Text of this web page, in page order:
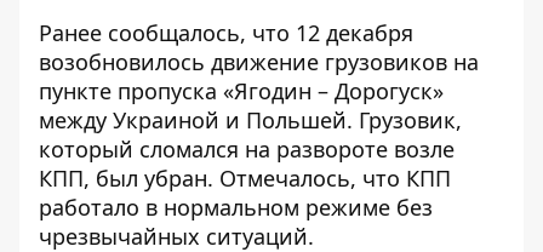
Ранее сообщалось, что 12 декабря
возобновилось движение грузовиков на
пункте пропуска «Ягодин – Дорогуск»
между Украиной и Польшей. Грузовик,
который сломался на развороте возле
КПП, был убран. Отмечалось, что КПП
работало в нормальном режиме без
чрезвычайных ситуаций.